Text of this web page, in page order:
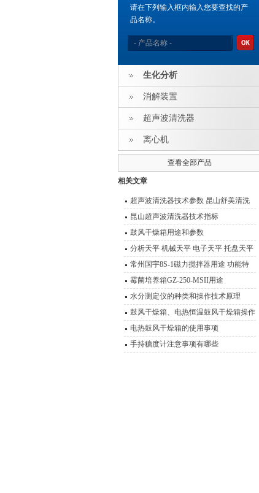
请在下列输入框内输入您要查找的产
品名称。
生化分析
消解装置
超声波清洗器
离心机
查看全部产品
相关文章
超声波清洗器技术参数 昆山舒美清洗
器产品型号 报价
昆山超声波清洗器技术指标
鼓风干燥箱用途和参数
分析天平 机械天平 电子天平 托盘天平
精密天平 电子秤 扭力天平 液体比重天
平 静水力学天平 酸度计 电导率仪 溶氧
仪 离子计 滴定仪 水份测定仪 电极 浓
度计 OR
常州国宇8S-1磁力搅拌器用途 功能特
点 磁力操作技术
霉菌培养箱GZ-250-MSII用途
水分测定仪的种类和操作技术原理
鼓风干燥箱、电热恒温鼓风干燥箱操作
技术 性能特点
电热鼓风干燥箱的使用事项
手持糖度计注意事项有哪些